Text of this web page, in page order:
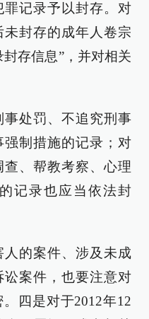
记录予以封存。对
封存的成年人卷宗
存信息”，并对相关
处罚、不追究刑事
制措施的记录；对
、帮教考察、心理
记录也应当依法封
的案件、涉及未成
案件，也要注意对
四是对于2012年12